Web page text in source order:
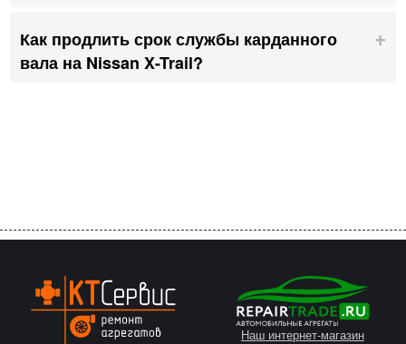
Как продлить срок службы карданного
вала на Nissan X-Trail?
Наш интернет-магазин